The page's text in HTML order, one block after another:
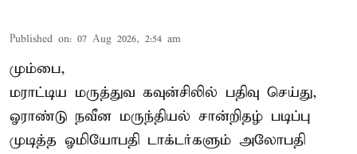
Published on: 07 Aug 2026, 2:54 am
மும்பை,
மராட்டிய மருத்துவ கவுன்சிலில் பதிவு செய்து,
ஓராண்டு நவீன மருந்தியல் சான்றிதழ் படிப்பு
முடித்த ஓமியோபதி டாக்டர்களும் அலோபதி